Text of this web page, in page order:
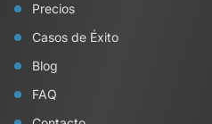
Precios
Casos de Éxito
Blog
FAQ